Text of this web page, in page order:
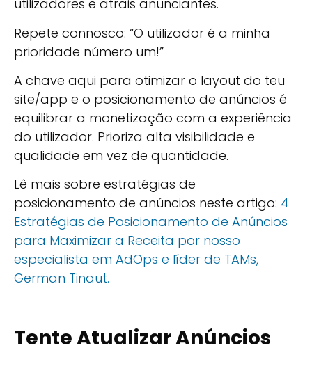
utilizadores e atrais anunciantes.
Repete connosco: “O utilizador é a minha
prioridade número um!”
A chave aqui para otimizar o layout do teu
site/app e o posicionamento de anúncios é
equilibrar a monetização com a experiência
do utilizador. Prioriza alta visibilidade e
qualidade em vez de quantidade.
Lê mais sobre estratégias de
posicionamento de anúncios neste artigo: 4
Estratégias de Posicionamento de Anúncios
para Maximizar a Receita por nosso
especialista em AdOps e líder de TAMs,
German Tinaut.
Tente Atualizar Anúncios